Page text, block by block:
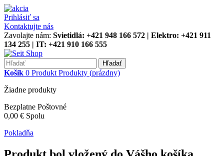
Prihlásiť sa
Kontaktujte nás
Zavolajte nám: Svietidlá: +421 948 166 572 | Elektro: +421 911
134 255 | IT: +421 910 166 555
Hľadať
Košík 0 Produkt Produkty (prázdny)
Žiadne produkty
Bezplatne Poštovné
0,00 € Spolu
Pokladňa